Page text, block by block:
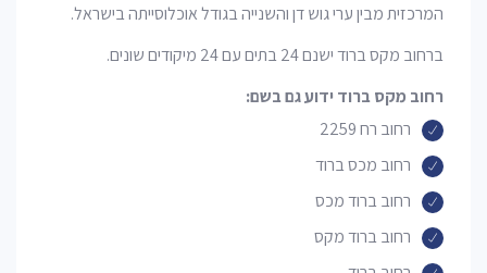
המרכזית מבין ערי גוש דן והשנייה בגודל אוכלוסייתה בישראל.
ברחוב מקס ברוד ישנם 24 בתים עם 24 מיקודים שונים.
רחוב מקס ברוד ידוע גם בשם:
רחוב רח 2259
רחוב מכס ברוד
רחוב ברוד מכס
רחוב ברוד מקס